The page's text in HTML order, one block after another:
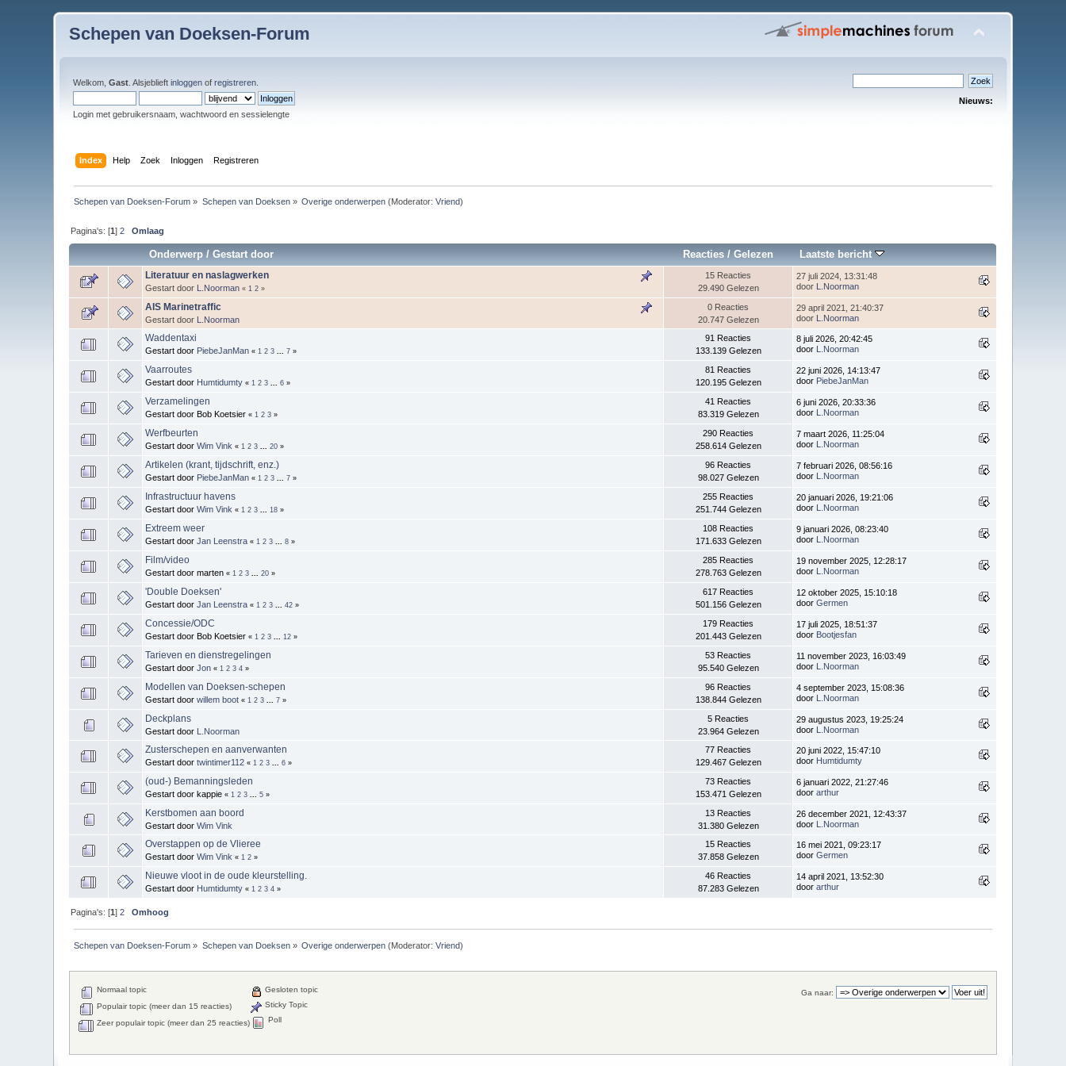
Schepen van Doeksen-Forum
Welkom,Gast . Alsjeblieftinloggen ofregistreren
Login met gebruikersnaam, wachtwoord en sessielengte
Nieuws:
Index Help Zoek Inloggen Registreren
Schepen van Doeksen-Forum » Schepen van Doeksen» Overige onderwerpen (Moderator:Vriend)
Pagina's: [1]2 Omlaag
Onderwerp /Gestart door Reacties/ Gelezen Laatste bericht
Literatuur en naslagwerken
Gestart door L.Noorman « 1 2 »
15 Reacties
29.490 Gelezen
27 juli 2024, 13:31:48
door L.Noorman
AIS Marinetraffic
Gestart door L.Noorman
0 Reacties
20.747 Gelezen
29 april 2021, 21:40:37
door L.Noorman
Waddentaxi
Gestart door PiebeJanMan « 1 2 3 ...7 »
91 Reacties
133.139 Gelezen
8 juli 2026, 20:42:45
door L.Noorman
Vaarroutes
Gestart door Humtidumty « 1 2 3 ...6 »
81 Reacties
120.195 Gelezen
22 juni 2026, 14:13:47
door PiebeJanMan
Verzamelingen
Gestart door Bob Koetsier« 1 2 3 »
41 Reacties
83.319 Gelezen
6 juni 2026, 20:33:36
door L.Noorman
Werfbeurten
Gestart doorWim Vink « 1 2 3 ...20 »
290 Reacties
258.614 Gelezen
7 maart 2026, 11:25:04
door L.Noorman
Artikelen (krant, tijdschrift, enz.)
Gestart door PiebeJanMan « 1 2 3 ...7 »
96 Reacties
98.027 Gelezen
7 februari 2026, 08:56:16
door L.Noorman
Infrastructuur havens
Gestart doorWim Vink « 1 2 3 18 »
255 Reacties
251.744 Gelezen
20 januari 2026, 19:21:06
door L.Noorman
Extreem weer
Gestart doorJan Leenstra « 1 2 3 ...8 »
108 Reacties
171.633 Gelezen
9 januari 2026, 08:23:40
door L.Noorman
Film/video
Gestart door marten« 1 2 3 ...20 »
285 Reacties
278.763 Gelezen
19 november 2025, 12:28:17
door L.Noorman
'Double Doeksen'
Gestart doorJan Leenstra « 1 2 3 ...42 »
617 Reacties
501.156 Gelezen
12 oktober 2025, 15:10:18
doorGermen
Concessie/ODC
Gestart door Bob Koetsier« 1 2 3 12 »
179 Reacties
201.443 Gelezen
17 juli 2025, 18:51:37
door Bootjesfan
Tarieven en dienstregelingen
Gestart doorJon « 1 2 3 4 »
53 Reacties
95.540 Gelezen
11 november 2023, 16:03:49
door L.Noorman
Modellen van Doeksen-schepen
Gestart doorwillem boot « 1 2 3 ...7 »
96 Reacties
138.844 Gelezen
4 september 2023, 15:08:36
door L.Noorman
Deckplans
Gestart door L.Noorman
5 Reacties
23.964 Gelezen
29 augustus 2023, 19:25:24
door L.Noorman
Zusterschepen en aanverwanten
Gestart doortwintimer112 « 1 2 3 ...6 »
77 Reacties
129.467 Gelezen
20 juni 2022, 15:47:10
door Humtidumty
(oud-) Bemanningsleden
Gestart door kappie« 1 2 3 ...5 »
73 Reacties
153.471 Gelezen
6 januari 2022, 21:27:46
doorarthur
Kerstbomen aan boord
Gestart doorWim Vink
13 Reacties
31.380 Gelezen
26 december 2021, 12:43:37
door L.Noorman
Overstappen op de Vlieree
Gestart doorWim Vink « 1 2 »
15 Reacties
37.858 Gelezen
16 mei 2021, 09:23:17
doorGermen
Nieuwe vloot in de oude kleurstelling.
Gestart door Humtidumty « 1 2 3 4 »
46 Reacties
87.283 Gelezen
14 april 2021, 13:52:30
doorarthur
Pagina's: [1]2 Omhoog
Schepen van Doeksen-Forum » Schepen van Doeksen» Overige onderwerpen (Moderator:Vriend)
Ga naar:
Normaal topic
Populair topic (meer dan 15 reacties)
Zeer populair topic (meer dan 25 reacties)
Gesloten topic
Sticky Topic
Poll